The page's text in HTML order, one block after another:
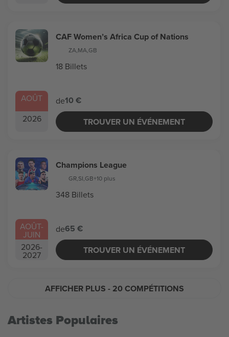
AOÛT
2026
CAF Women’s Africa Cup of Nations
ZA,MA,GB
18 Billets
de10 €
TROUVER UN ÉVÉNEMENT
AOÛT-
JUIN
2026-
2027
Champions League
GR,SI,GB+10 plus
348 Billets
de65 €
TROUVER UN ÉVÉNEMENT
AFFICHER PLUS - 20 COMPÉTITIONS
Artistes Populaires